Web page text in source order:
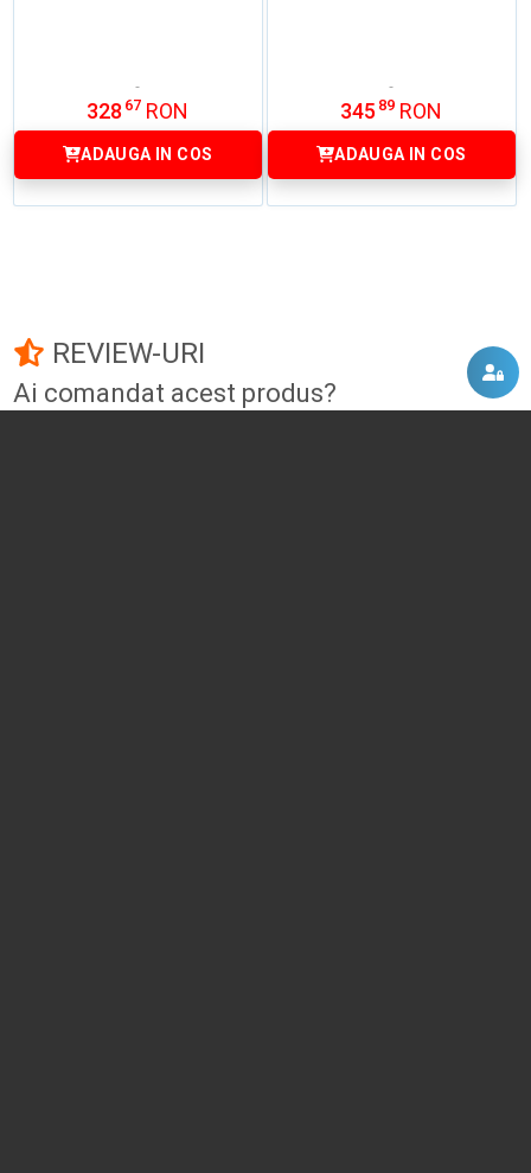
328 67 RON
ADAUGA IN COS
345 89 RON
ADAUGA IN COS
REVIEW-URI
Ai comandat acest produs?